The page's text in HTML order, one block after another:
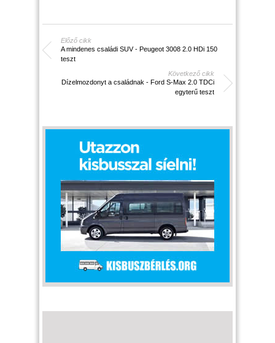
Előző cikk
A mindenes családi SUV - Peugeot 3008 2.0 HDi 150
teszt
Következő cikk
Dízelmozdonyt a családnak - Ford S-Max 2.0 TDCi
egyterű teszt